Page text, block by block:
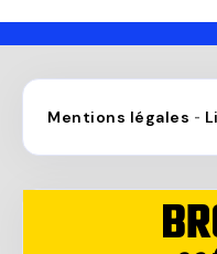
Mentions légales -